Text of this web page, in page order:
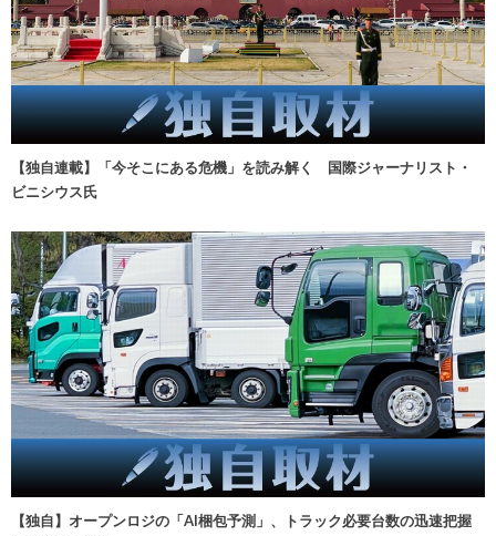
【独自連載】「今そこにある危機」を読み解く 国際ジャーナリスト・
ビニシウス氏
【独自】オープンロジの「AI梱包予測」、トラック必要台数の迅速把握